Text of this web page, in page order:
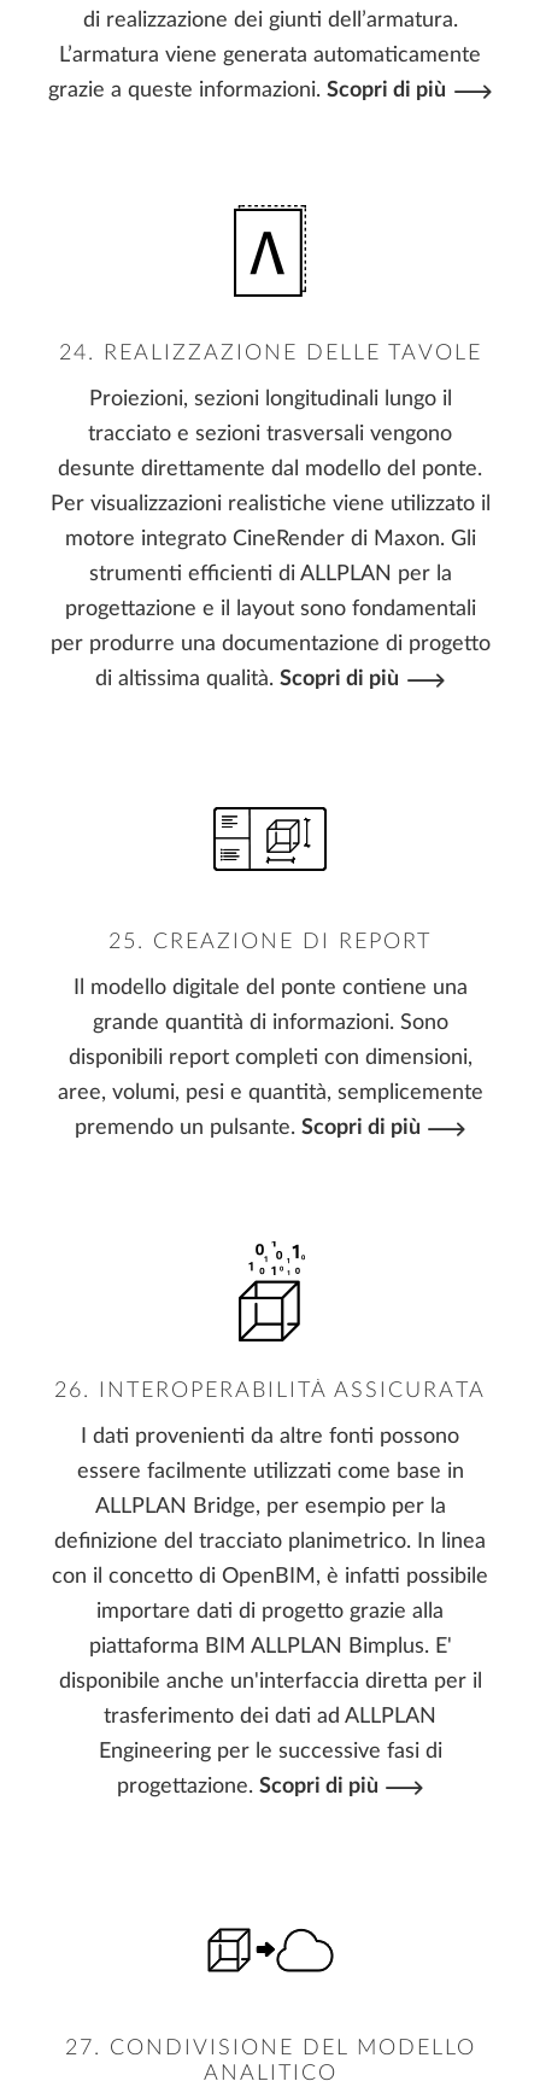
di realizzazione dei giunti dell’armatura.
L’armatura viene generata automaticamente
grazie a queste informazioni.Scopri di più
24. REALIZZAZIONE DELLE TAVOLE
Proiezioni, sezioni longitudinali lungo il
tracciato e sezioni trasversali vengono
desunte direttamente dal modello del ponte.
Per visualizzazioni realistiche viene utilizzato il
motore integrato CineRender di Maxon. Gli
strumenti efficienti di ALLPLAN per la
progettazione e il layout sono fondamentali
per produrre una documentazione di progetto
di altissima qualità.Scopri di più
25. CREAZIONE DI REPORT
Il modello digitale del ponte contiene una
grande quantità di informazioni. Sono
disponibili report completi con dimensioni,
aree, volumi, pesi e quantità, semplicemente
premendo un pulsante. Scopri di più
26. INTEROPERABILITÀ ASSICURATA
I dati provenienti da altre fonti possono
essere facilmente utilizzati come base in
ALLPLAN Bridge, per esempio per la
definizione del tracciato planimetrico. In linea
con il concetto di OpenBIM, è infatti possibile
importare dati di progetto grazie alla
piattaforma BIM ALLPLAN Bimplus. E'
disponibile anche un'interfaccia diretta per il
trasferimento dei dati ad ALLPLAN
Engineering per le successive fasi di
progettazione. Scopri di più
27. CONDIVISIONE DEL MODELLO
ANALITICO